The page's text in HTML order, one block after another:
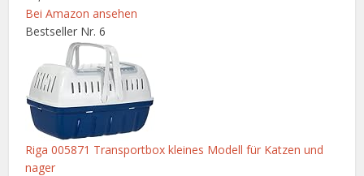
Bei Amazon ansehen
Bestseller Nr. 6
Riga 005871 Transportbox kleines Modell für Katzen und
nager